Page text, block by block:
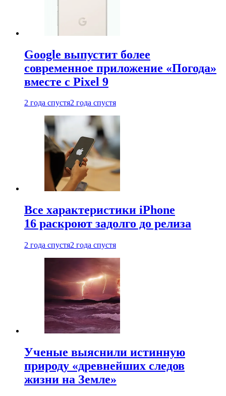
Google выпустит более
современное приложение «Погода»
вместе с Pixel 9
2 года спустя2 года спустя
Все характеристики iPhone
16 раскроют задолго до релиза
2 года спустя2 года спустя
Ученые выяснили истинную
природу «древнейших следов
жизни на Земле»